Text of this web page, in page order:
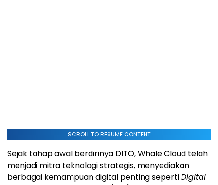
SCROLL TO RESUME CONTENT
Sejak tahap awal berdirinya DITO, Whale Cloud telah
menjadi mitra teknologi strategis, menyediakan
berbagai kemampuan digital penting sepertiDigital